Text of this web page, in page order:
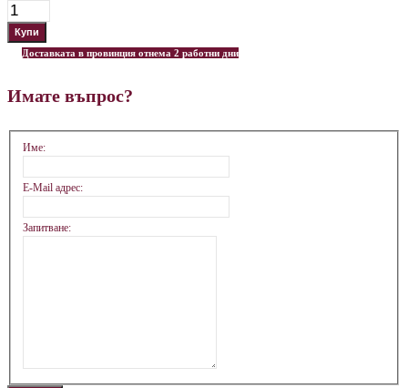
Доставката в провинция отнема 2 работни дни
Имате въпрос?
Име:
E-Mail адрес:
Запитване: